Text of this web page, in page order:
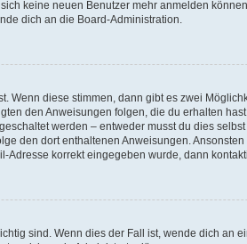
keine neuen Benutzer mehr anmelden
dich an die Board-Administration.
Wenn diese stimmen, dann gibt es zwei
den Anweisungen folgen, die du erhalten
werden – entweder musst du dies
den dort enthaltenen Anweisungen.
korrekt eingegeben wurde, dann
sind. Wenn dies der Fall ist, wende dich an